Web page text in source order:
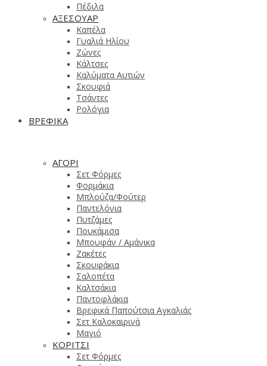
Πέδιλα
ΑΞΕΣΟΥΑΡ
Καπέλα
Γυαλιά Ηλίου
Ζώνες
Κάλτσες
Καλύματα Αυτιών
Σκουφιά
Τσάντες
Ρολόγια
ΒΡΕΦΙΚΑ
ΑΓΟΡΙ
Σετ Φόρμες
Φορμάκια
Μπλούζα/Φούτερ
Παντελόνια
Πυτζάμες
Πουκάμισα
Μπουφάν / Αμάνικα
Ζακέτες
Σκουφάκια
Σαλοπέτα
Καλτσάκια
Παντοφλάκια
Βρεφικά Παπούτσια Αγκαλιάς
Σετ Καλοκαιρινά
Μαγιό
ΚΟΡΙΤΣΙ
Σετ Φόρμες